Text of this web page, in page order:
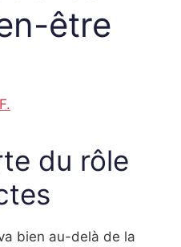
être
du rôle
bien au-delà de la